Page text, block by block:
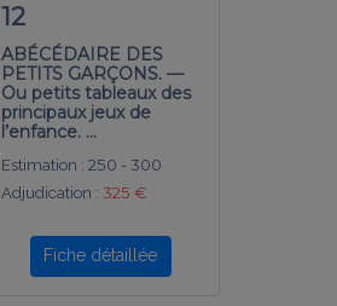
12
ABÉCÉDAIRE DES
PETITS GARÇONS. —
Ou petits tableaux des
principaux jeux de
l’enfance. …
Estimation : 250 - 300
Adjudication : 325 €
Fiche détaillée